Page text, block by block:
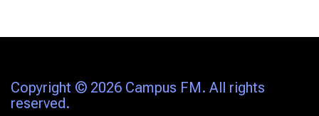
Copyright © 2026 Campus FM. All rights
reserved.